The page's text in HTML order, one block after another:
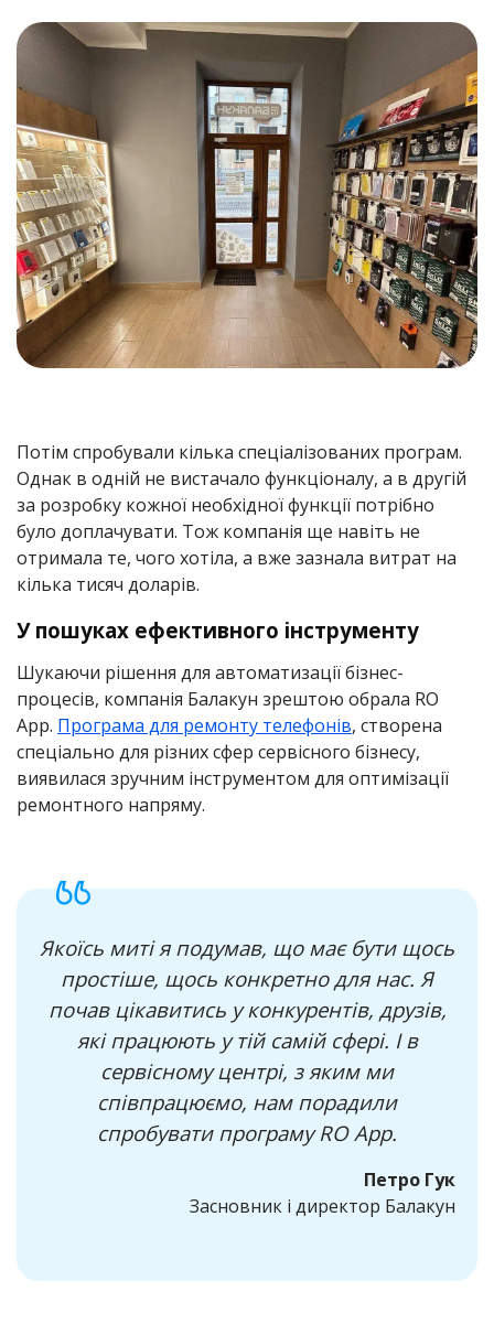
Потім спробували кілька спеціалізованих програм.
Однак в одній не вистачало функціоналу, а в другій
за розробку кожної необхідної функції потрібно
було доплачувати. Тож компанія ще навіть не
отримала те, чого хотіла, а вже зазнала витрат на
кілька тисяч доларів.
У пошуках ефективного інструменту
Шукаючи рішення для автоматизації бізнес-
процесів, компанія Балакун зрештою обрала RO
App. Програма для ремонту телефонів, створена
спеціально для різних сфер сервісного бізнесу,
виявилася зручним інструментом для оптимізації
ремонтного напряму.
Якоїсь миті я подумав, що має бути щось
простіше, щось конкретно для нас. Я
почав цікавитись у конкурентів, друзів,
які працюють у тій самій сфері. І в
сервісному центрі, з яким ми
співпрацюємо, нам порадили
спробувати програму RO App.
Петро Гук
Засновник і директор Балакун